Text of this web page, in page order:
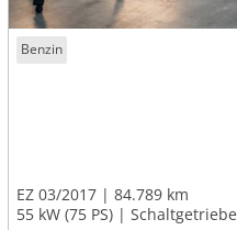
Benzin
EZ 03/2017
84.789 km
55 kW (75 PS)
Schaltgetriebe